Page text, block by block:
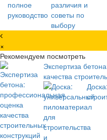
×
Рекомендуем посмотреть
Экспертиза
качества